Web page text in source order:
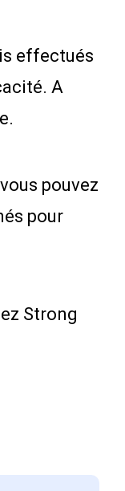
effectués
A
pouvez
pour
Strong